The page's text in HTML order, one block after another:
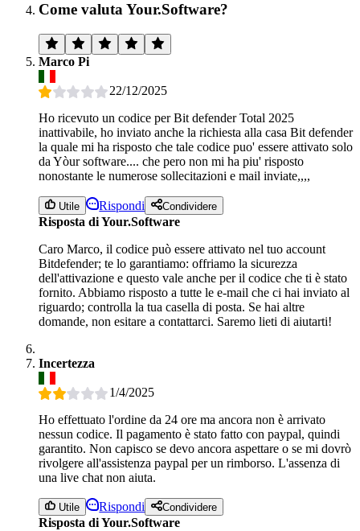
Come valuta Your.Software?
Marco Pi
22/12/2025
Ho ricevuto un codice per Bit defender Total 2025
inattivabile, ho inviato anche la richiesta alla casa Bit defender
la quale mi ha risposto che tale codice puo' essere attivato solo
da Yòur software.... che pero non mi ha piu' risposto
nonostante le numerose sollecitazioni e mail inviate,,,,
Utile Rispondi Condividere
Risposta di Your.Software
Caro Marco, il codice può essere attivato nel tuo account
Bitdefender; te lo garantiamo: offriamo la sicurezza
dell'attivazione e questo vale anche per il codice che ti è stato
fornito. Abbiamo risposto a tutte le e-mail che ci hai inviato al
riguardo; controlla la tua casella di posta. Se hai altre
domande, non esitare a contattarci. Saremo lieti di aiutarti!
Incertezza
1/4/2025
Ho effettuato l'ordine da 24 ore ma ancora non è arrivato
nessun codice. Il pagamento è stato fatto con paypal, quindi
garantito. Non capisco se devo ancora aspettare o se mi dovrò
rivolgere all'assistenza paypal per un rimborso. L'assenza di
una live chat non aiuta.
Utile Rispondi Condividere
Risposta di Your.Software